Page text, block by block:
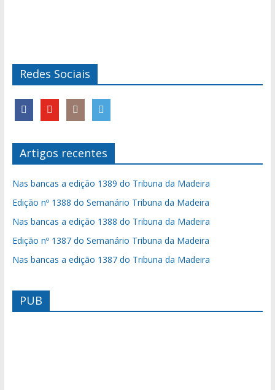
Redes Sociais
Artigos recentes
Nas bancas a edição 1389 do Tribuna da Madeira
Edição nº 1388 do Semanário Tribuna da Madeira
Nas bancas a edição 1388 do Tribuna da Madeira
Edição nº 1387 do Semanário Tribuna da Madeira
Nas bancas a edição 1387 do Tribuna da Madeira
PUB